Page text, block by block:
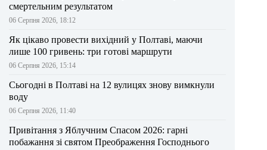
смертельним результатом
06 Серпня 2026, 18:12
Як цікаво провести вихідний у Полтаві, маючи
лише 100 гривень: три готові маршрути
06 Серпня 2026, 15:14
Сьогодні в Полтаві на 12 вулицях знову вимкнули
воду
06 Серпня 2026, 11:40
Привітання з Яблучним Спасом 2026: гарні
побажання зі святом Преображення Господнього